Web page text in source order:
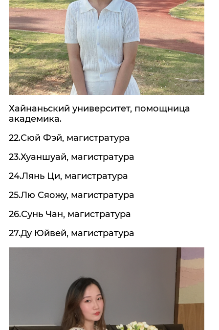
Хайнаньский университет, помощница
академика.
22.Сюй Фэй, магистратура
23.Хуаншуай, магистратура
24.Лянь Ци, магистратура
25.Лю Сяожу, магистратура
26.Сунь Чан, магистратура
27.Ду Юйвей, магистратура